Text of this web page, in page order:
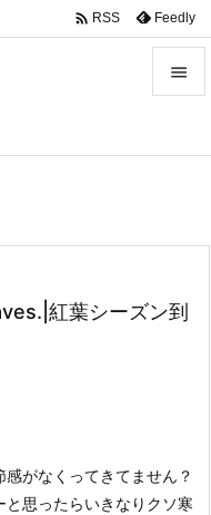

次へ
 RSS Feedly
紅葉シーズン到
がなくってきてません？
と思ったらいきなりクソ寒